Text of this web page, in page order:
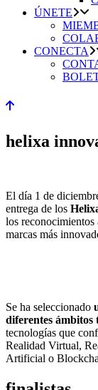
ÚNETE
CONECTA
helixa
El día 1 de
entrega de los
los reconocimientos
marcas más
Se ha seleccionado
diferentes ámbitos
tecnologías que
Realidad Virtual,
Artificial o